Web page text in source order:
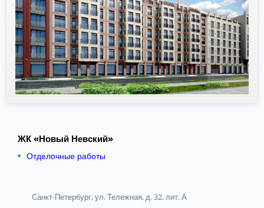
ЖК «Новый Невский»
Отделочные работы
Санкт-Петербург, ул. Тележная, д. 32, лит. А